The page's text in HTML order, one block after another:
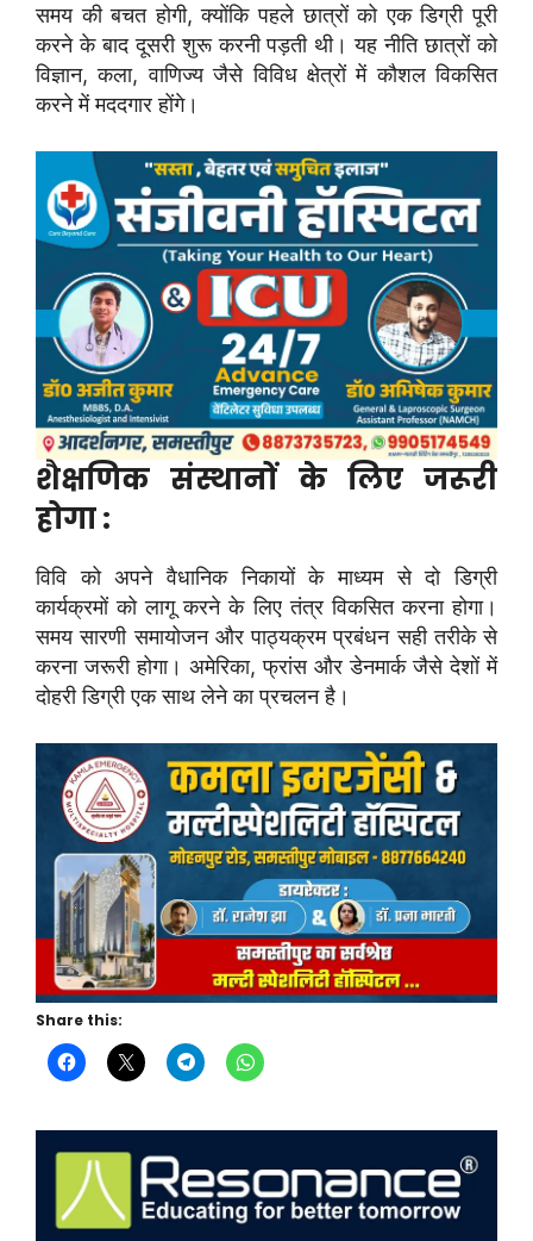
समय की बचत होगी, क्योंकि पहले छात्रों को एक डिग्री पूरी
करने के बाद दूसरी शुरू करनी पड़ती थी। यह नीति छात्रों को
विज्ञान, कला, वाणिज्य जैसे विविध क्षेत्रों में कौशल विकसित
करने में मददगार होंगे।
शैक्षणिक संस्थानों के लिए जरूरी
होगा :
विवि को अपने वैधानिक निकायों के माध्यम से दो डिग्री
कार्यक्रमों को लागू करने के लिए तंत्र विकसित करना होगा।
समय सारणी समायोजन और पाठ्यक्रम प्रबंधन सही तरीके से
करना जरूरी होगा। अमेरिका, फ्रांस और डेनमार्क जैसे देशों में
दोहरी डिग्री एक साथ लेने का प्रचलन है।
Share this: